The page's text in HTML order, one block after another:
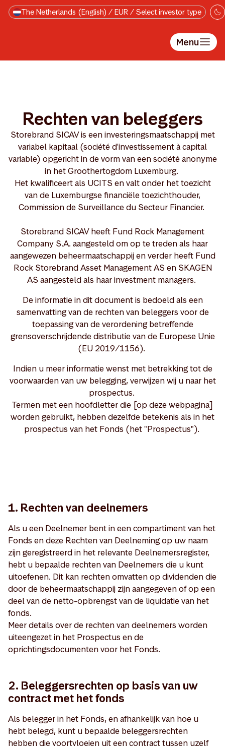
Skip to main content
The Netherlands (English) / EUR / Select investor type
Menu
Rechten van beleggers
Storebrand SICAV is een investeringsmaatschappij met
variabel kapitaal (société d'investissement à capital
variable) opgericht in de vorm van een société anonyme
in het Groothertogdom Luxemburg.
Het kwalificeert als UCITS en valt onder het toezicht
van de Luxemburgse financiële toezichthouder,
Commission de Surveillance du Secteur Financier.
Storebrand SICAV heeft Fund Rock Management
Company S.A. aangesteld om op te treden als haar
aangewezen beheermaatschappij en verder heeft Fund
Rock Storebrand Asset Management AS en SKAGEN
AS aangesteld als haar investment managers.
De informatie in dit document is bedoeld als een
samenvatting van de rechten van beleggers voor de
toepassing van de verordening betreffende
grensoverschrijdende distributie van de Europese Unie
(EU 2019/1156).
Indien u meer informatie wenst met betrekking tot de
voorwaarden van uw belegging, verwijzen wij u naar het
prospectus.
Termen met een hoofdletter die [op deze webpagina]
worden gebruikt, hebben dezelfde betekenis als in het
prospectus van het Fonds (het "Prospectus").
1. Rechten van deelnemers
Als u een Deelnemer bent in een compartiment van het
Fonds en deze Rechten van Deelneming op uw naam
zijn geregistreerd in het relevante Deelnemersregister,
hebt u bepaalde rechten van Deelnemers die u kunt
uitoefenen. Dit kan rechten omvatten op dividenden die
door de beheermaatschappij zijn aangegeven of op een
deel van de netto-opbrengst van de liquidatie van het
fonds.
Meer details over de rechten van deelnemers worden
uiteengezet in het Prospectus en de
oprichtingsdocumenten voor het Fonds.
2. Beleggersrechten op basis van uw
contract met het fonds
Als belegger in het Fonds, en afhankelijk van hoe u
hebt belegd, kunt u bepaalde beleggersrechten
hebben die voortvloeien uit een contract tussen uzelf